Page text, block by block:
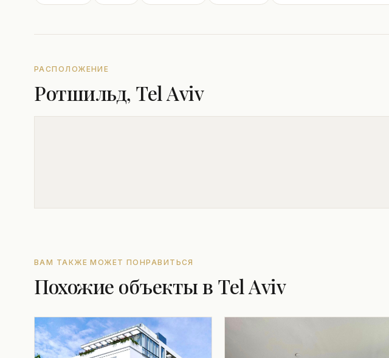
РАСПОЛОЖЕНИЕ
Ротшильд, Tel Aviv
ВАМ ТАКЖЕ МОЖЕТ ПОНРАВИТЬСЯ
Похожие объекты в Tel Aviv